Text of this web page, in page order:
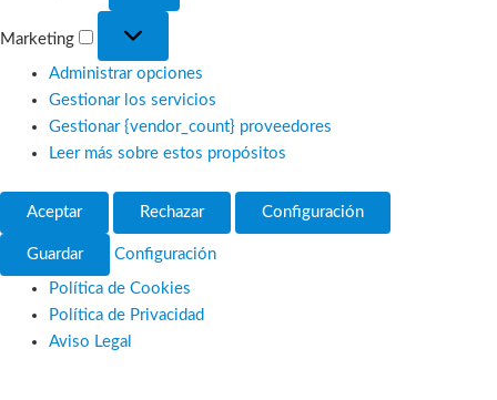
Marketing
Administrar opciones
Gestionar los servicios
Gestionar {vendor_count} proveedores
Leer más sobre estos propósitos
Aceptar Rechazar Configuración
Guardar Configuración
Política de Cookies
Política de Privacidad
Aviso Legal